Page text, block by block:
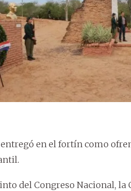
en el fortín como
del Congreso Nacional, la